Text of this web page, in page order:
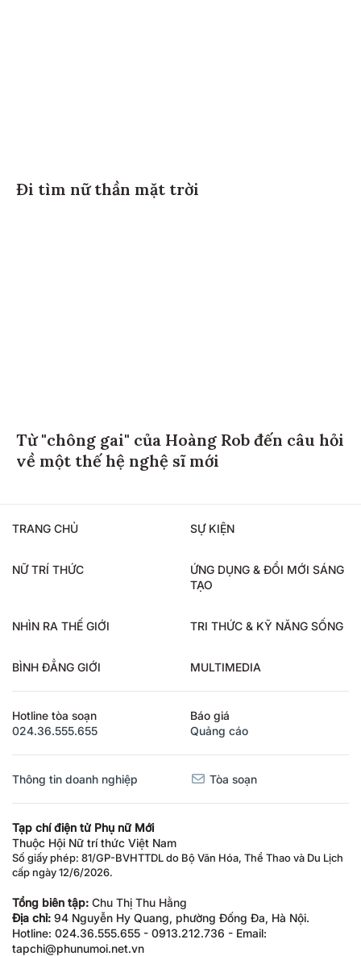
Đi tìm nữ thần mặt trời
Từ "chông gai" của Hoàng Rob đến câu hỏi
về một thế hệ nghệ sĩ mới
TRANG CHỦ SỰ KIỆN
NỮ TRÍ THỨC
ỨNG DỤNG & ĐỔI MỚI SÁNG
TẠO
NHÌN RA THẾ GIỚI TRI THỨC & KỸ NĂNG SỐNG
BÌNH ĐẲNG GIỚI MULTIMEDIA
Hotline tòa soạn
024.36.555.655
Báo giá
Quảng cáo
Thông tin doanh nghiệp Tòa soạn
Tạp chí điện tử Phụ nữ Mới
Thuộc Hội Nữ trí thức Việt Nam
Số giấy phép: 81/GP-BVHTTDL do Bộ Văn Hóa, Thể Thao và Du Lịch
cấp ngày 12/6/2026.
Tổng biên tập: Chu Thị Thu Hằng
Địa chỉ: 94 Nguyễn Hy Quang, phường Đống Đa, Hà Nội.
Hotline: 024.36.555.655 - 0913.212.736 - Email:
tapchi@phunumoi.net.vn